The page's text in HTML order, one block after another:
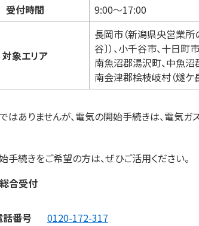
受付時間
9:00～17:00
対象エリア
長岡市（新潟県央営業所
谷〕）、小千谷市、十日町
南魚沼郡湯沢町、中魚沼
南会津郡桧枝岐村（燧ケ
はありませんが、電気の開始手続きは、電気ガ
手続きをご希望の方は、ぜひご活用ください。
合受付
話番号 0120-172-317